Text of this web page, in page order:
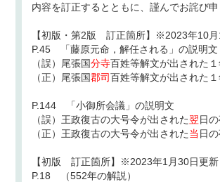
内容を訂正するとともに、謹んでお詫び申
【初版・第2版 訂正箇所】※2023年10月
P.45 「藤原元命，解任される」の説明文
（誤）尾張国分寺百姓等解文が出された１
（正）尾張国郡司百姓等解文が出された１
P.144 「小御所会議」の説明文
（誤）王政復古の大号令が出された翌日
（正）王政復古の大号令が出された当 日
【初版 訂正箇所】※2023年1月30日更新
P.18 （552年の解説）